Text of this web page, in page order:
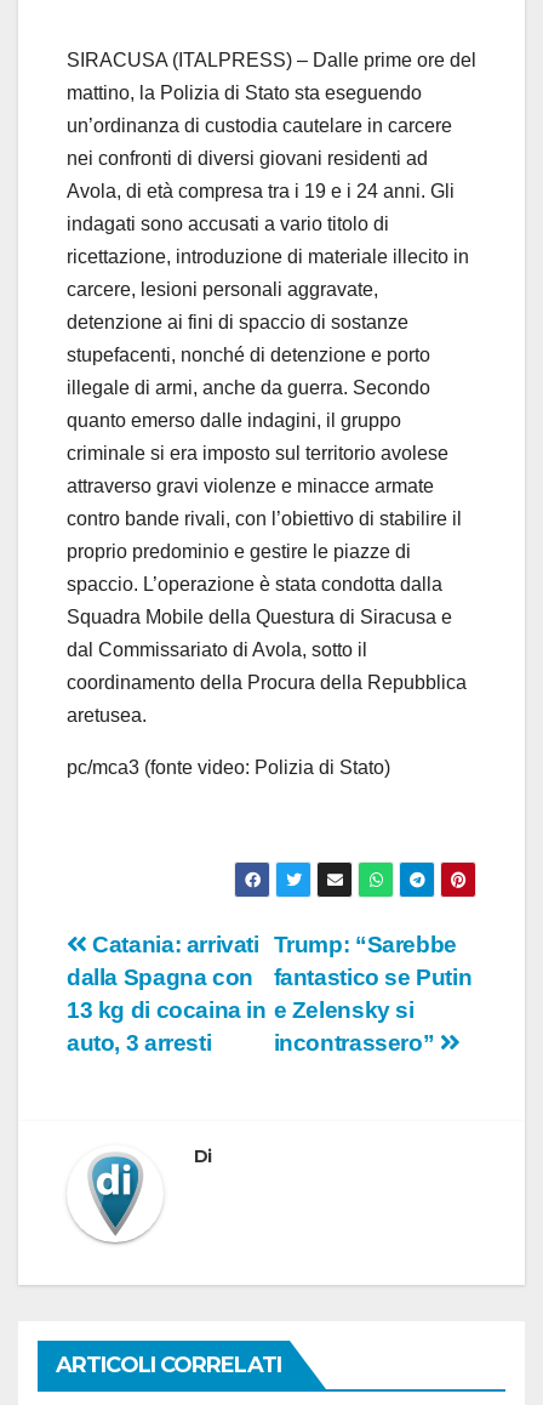
y
V
i
d
e
o
SIRACUSA (ITALPRESS) – Dalle prime ore del
mattino, la Polizia di Stato sta eseguendo
un’ordinanza di custodia cautelare in carcere
nei confronti di diversi giovani residenti ad
Avola, di età compresa tra i 19 e i 24 anni. Gli
indagati sono accusati a vario titolo di
ricettazione, introduzione di materiale illecito in
carcere, lesioni personali aggravate,
detenzione ai fini di spaccio di sostanze
stupefacenti, nonché di detenzione e porto
illegale di armi, anche da guerra. Secondo
quanto emerso dalle indagini, il gruppo
criminale si era imposto sul territorio avolese
attraverso gravi violenze e minacce armate
contro bande rivali, con l’obiettivo di stabilire il
proprio predominio e gestire le piazze di
spaccio. L’operazione è stata condotta dalla
Squadra Mobile della Questura di Siracusa e
dal Commissariato di Avola, sotto il
coordinamento della Procura della Repubblica
aretusea.
pc/mca3 (fonte video: Polizia di Stato)
Navigazione
articoli
Trump: “Sarebbe
fantastico se Putin
e Zelensky si
incontrassero”
Catania: arrivati
dalla Spagna con
13 kg di cocaina in
auto, 3 arresti
Di
ARTICOLI CORRELATI